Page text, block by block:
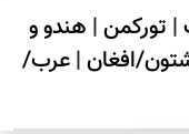
| تورکمن| هندو و
افغان|عرب/